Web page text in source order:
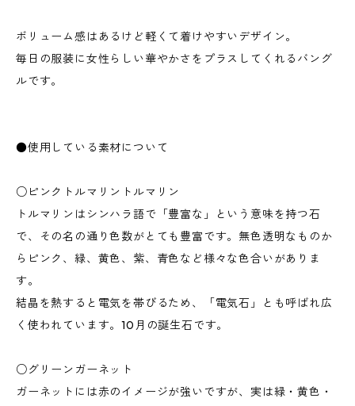
ボリューム感はあるけど軽くて着けやすいデザイン。
毎日の服装に女性らしい華やかさをプラスしてくれるバング
ルです。
●使用している素材について
○ピンクトルマリントルマリン
トルマリンはシンハラ語で「豊富な」という意味を持つ石
で、その名の通り色数がとても豊富です。無色透明なものか
らピンク、緑、黄色、紫、青色など様々な色合いがありま
す。
結晶を熱すると電気を帯びるため、「電気石」とも呼ばれ広
く使われています。10月の誕生石です。
○グリーンガーネット
ガーネットには赤のイメージが強いですが、実は緑・黄色・